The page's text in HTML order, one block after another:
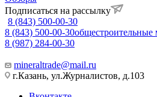
Подписаться на рассылку
8 (843) 500-00-30
8 (843) 500-00-30общестроительные
8 (987) 284-00-30
mineraltrade@mail.ru
г.Казань, ул.Журналистов, д.103